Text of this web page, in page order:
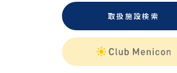
取扱施設検索